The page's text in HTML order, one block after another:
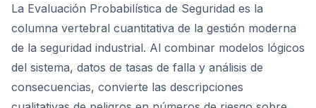
La Evaluación Probabilística de Seguridad es la
columna vertebral cuantitativa de la gestión moderna
de la seguridad industrial. Al combinar modelos lógicos
del sistema, datos de tasas de falla y análisis de
consecuencias, convierte las descripciones